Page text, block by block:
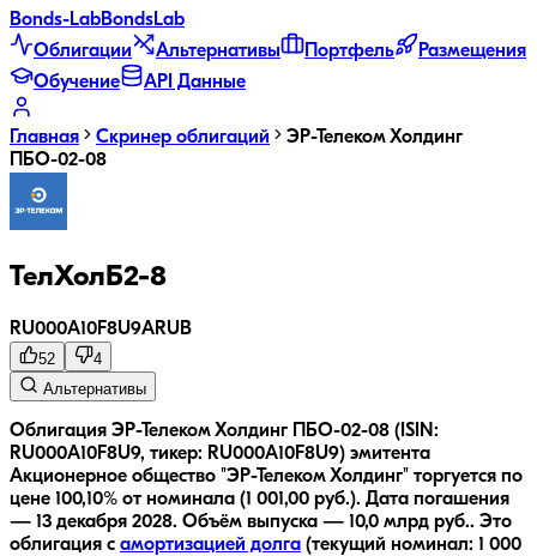
Bonds-LabBondsLab
Облигации
Альтернативы Портфель
Размещения
Обучение
API Данные
Главная Скринер облигаций
ЭР-Телеком Холдинг
ПБО-02-08
ТелХолБ2-8
RU000A10F8U9ARUB
52
4
Альтернативы
Облигация ЭР-Телеком Холдинг ПБО-02-08 (ISIN:
RU000A10F8U9, тикер: RU000A10F8U9) эмитента
Акционерное общество "ЭР-Телеком Холдинг" торгуется по
цене 100,10% от номинала (1 001,00 руб.). Дата погашения
— 13 декабря 2028. Объём выпуска — 10,0 млрд руб.. Это
облигация с амортизацией долга (текущий номинал: 1 000